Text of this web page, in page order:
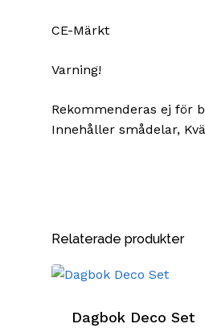
CE-Märkt
Varning!
Rekommenderas ej för
Innehåller smådelar,
Relaterade produkter
Dagbok Deco Set